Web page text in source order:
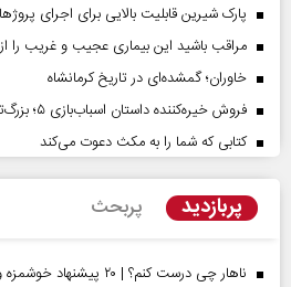
پارک شیرین قابلیت‌ بالایی برای اجرای
مراقب باشید این بیماری عجیب و غریب را
خاوران؛ گمشده‌ای در تاریخ کرمانشاه
فروش خیره‌کننده داستان اسباب‌بازی ۵؛ بزرگ‌ترین افتتاحیه سال برای پیکسار
کتابی که شما را به مکث دعوت می‌کند
پربازدید پربحث
ناهار چی درست کنم؟ | ۲۰